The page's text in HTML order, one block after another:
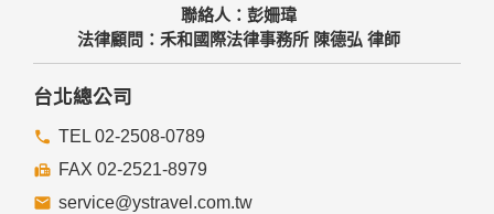
如因業務需要有必要委託其他單位提供服務時，本網站亦會嚴
格要求其遵守保密義務，並且採取必要檢查程序以確定其將確
實遵守。
四、網站對外的相關連結
提供的連結，點選進入其他網站。但該連結網站不適用本網站
的隱私權保護政策，您必須參考該連結網站中的隱私權保護政
策。
聯絡人：彭姍瑋
法律顧問：禾和國際法律事務所 陳德弘 律師
台北總公司
TEL 02-2508-0789
FAX 02-2521-8979
service@ystravel.com.tw